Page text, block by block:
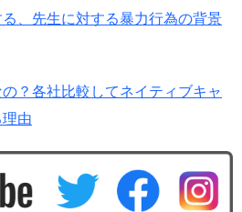
、先生に対する暴力行為の背景
？各社比較してネイティブキャ
由